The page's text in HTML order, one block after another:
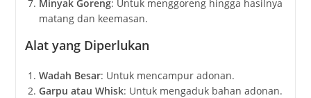
Minyak Goreng: Untuk menggoreng hingga hasilnya
matang dan keemasan.
Alat yang Diperlukan
Wadah Besar: Untuk mencampur adonan.
Garpu atau Whisk: Untuk mengaduk bahan adonan.